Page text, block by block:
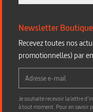
Newsletter Boutique
Recevez toutes nos
promotionnelles) par
Je souhaite recevoir la lettre
à tout moment. Pour en savoir